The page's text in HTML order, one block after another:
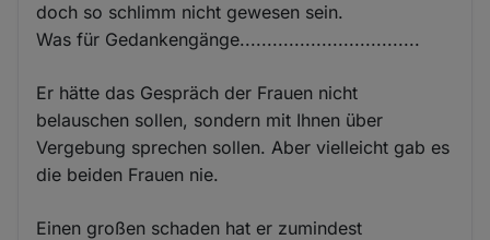
doch so schlimm nicht gewesen sein.
Was für Gedankengänge.................................
Er hätte das Gespräch der Frauen nicht
belauschen sollen, sondern mit Ihnen über
Vergebung sprechen sollen. Aber vielleicht gab es
die beiden Frauen nie.
Einen großen schaden hat er zumindest